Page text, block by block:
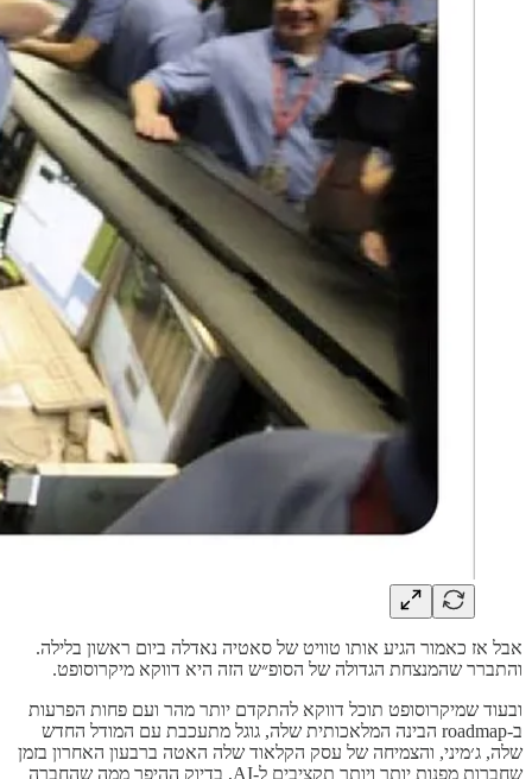
אבל אז כאמור הגיע אותו טוויט של סאטיה נאדלה ביום ראשון בלילה.
והתברר שהמנצחת הגדולה של הסופ״ש הזה היא דווקא מיקרוסופט.
ובעוד שמיקרוסופט תוכל דווקא להתקדם יותר מהר ועם פחות הפרעות
ב-roadmap הבינה המלאכותית שלה, גוגל מתעכבת עם המודל החדש
שלה, ג׳מיני, והצמיחה של עסק הקלאוד שלה האטה ברבעון האחרון בזמן
שחברות מפנות יותר ויותר תקציבים ל-AI, בדיוק ההיפך ממה שהחברה